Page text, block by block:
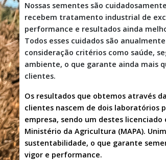
Nossas sementes são
recebem tratamento industrial de
performance e resultados ainda
Todos esses cuidados são
consideração critérios como saúde,
ambiente, o que garante ainda mais
clientes.
Os resultados que obtemos através
clientes nascem de dois laboratórios
empresa, sendo um destes
Ministério da Agricultura (MAPA).
sustentabilidade, o que garante
vigor e performance.